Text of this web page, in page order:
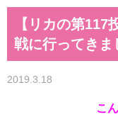
【リカの第
戦に行ってきま
2019.3.18
こ